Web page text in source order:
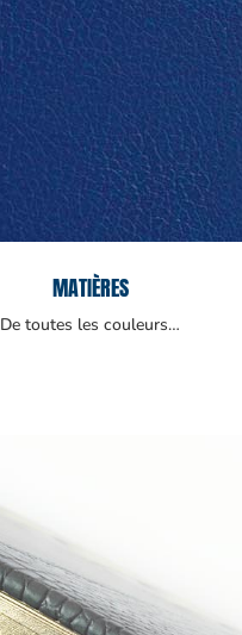
MATIÈRES
De toutes les couleurs…